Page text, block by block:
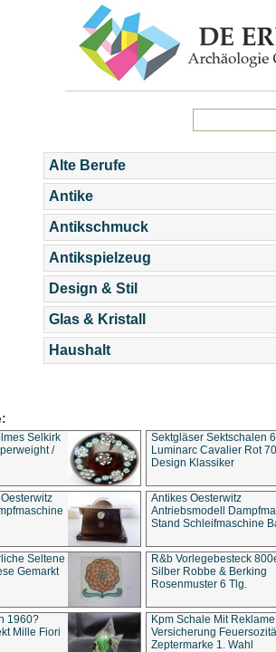
Alte Berufe
Antike
Antikschmuck
Antikspielzeug
Design & Stil
Glas & Kristall
Haushalt
Selkirk
/
Sektgläser Sektschalen
Luminarc Cavalier Rot
Design Klassiker
Antikes Oesterwitz
Antriebsmodell
Stand Schleifmaschine
Seltene
Gemarkt
R&b Vorlegebesteck
Silber Robbe & Berking
Rosenmuster 6 Tlg.
1960?
Mille Fiori
Kpm Schale Mit Reklame
Versicherung
Zeptermarke 1. Wahl